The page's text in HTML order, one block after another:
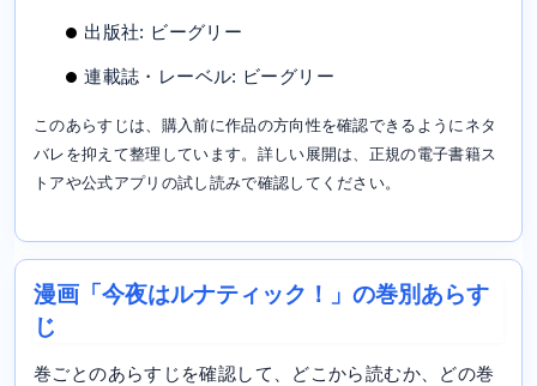
出版社: ビーグリー
連載誌・レーベル: ビーグリー
このあらすじは、購入前に作品の方向性を確認できるようにネタ
バレを抑えて整理しています。詳しい展開は、正規の電子書籍ス
トアや公式アプリの試し読みで確認してください。
漫画「今夜はルナティック！」の巻別あらす
じ
巻ごとのあらすじを確認して、どこから読むか、どの巻